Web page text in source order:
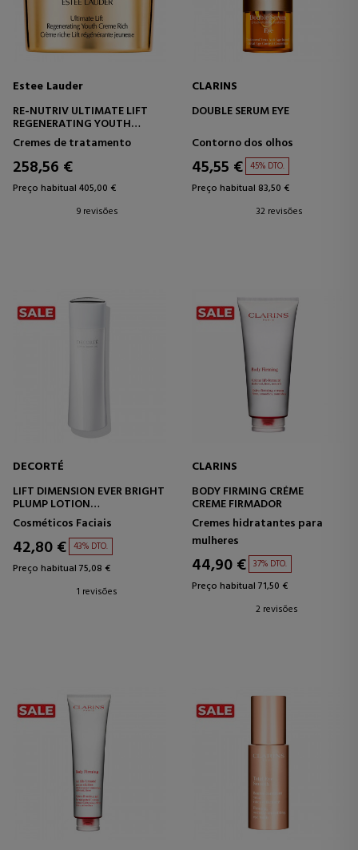
Estee Lauder
RE-NUTRIV ULTIMATE LIFT
REGENERATING YOUTH
CREME RICH
CREMES ANTIRRUGAS E
ANTIENVELHECIMENTO
Cremes de tratamento
258,56 €
Preço habitual 405,00 €
9 revisões
CLARINS
DOUBLE SERUM EYE
Contorno dos olhos
45,55 € 45% DTO.
Preço habitual 83,50 €
32 revisões
DECORTÉ
LIFT DIMENSION EVER BRIGHT
PLUMP LOTION
TRATAMENTO FACIAL
ILUMINADOR - LIFTING
Cosméticos Faciais
42,80 € 43% DTO.
Preço habitual 75,08 €
1 revisões
CLARINS
BODY FIRMING CRÉME
CREME FIRMADOR
Cremes hidratantes para
mulheres
44,90 € 37% DTO.
Preço habitual 71,50 €
2 revisões